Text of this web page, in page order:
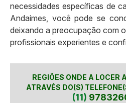
necessidades específicas de
Andaimes, você pode se
deixando a preocupação com
profissionais experientes e
REGIÕES ONDE A LOCER
ATRAVÉS DO(S)
(11)